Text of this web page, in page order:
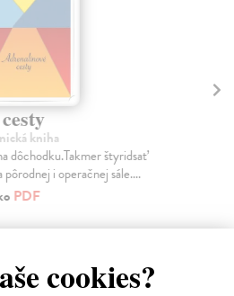
cookies?
kniha
dôchodku.Takmer štyridsať
pôrodnej i operačnej sále....
PDF